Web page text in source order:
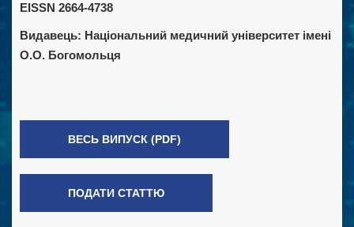
EISSN 2664-4738
Видавець: Національний медичний університет імені
О.О. Богомольця
ВЕСЬ ВИПУСК (PDF)
ПОДАТИ СТАТТЮ